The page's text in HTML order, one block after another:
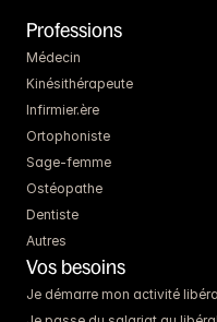
Professions
Médecin
Kinésithérapeute
Infirmier.ère
Ortophoniste
Sage-femme
Ostéopathe
Dentiste
Autres
Vos besoins
Je démarre mon activité